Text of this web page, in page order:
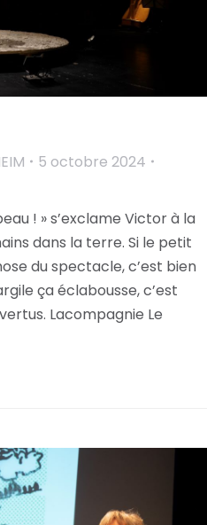
5 octobre 2024
! » s’exclame Victor à la
dans la terre. Si le petit
du spectacle, c’est bien
ça éclabousse, c’est
Lacompagnie Le